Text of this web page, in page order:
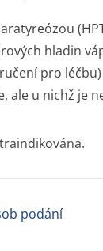
hladin
pro
ale u nichž je
podání